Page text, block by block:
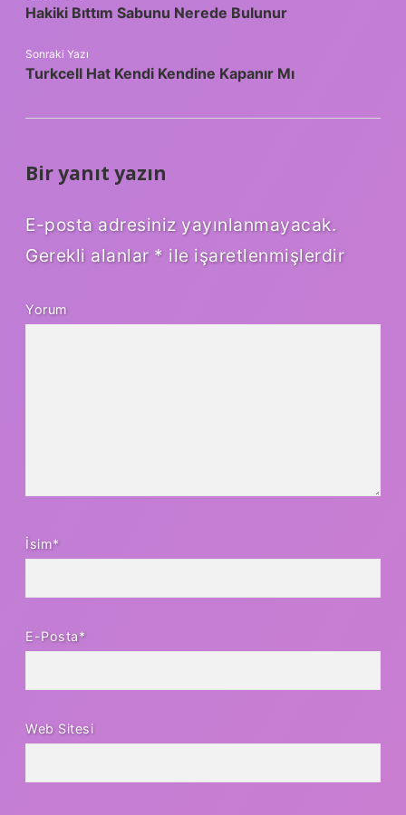
Hakiki Bıttım Sabunu Nerede Bulunur
Sonraki Yazı
Turkcell Hat Kendi Kendine Kapanır Mı
Bir yanıt yazın
E-posta adresiniz yayınlanmayacak.
Gerekli alanlar * ile işaretlenmişlerdir
Yorum
İsim*
E-Posta*
Web Sitesi